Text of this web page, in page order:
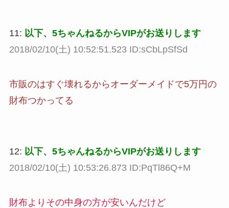
11: 以下、5ちゃんねるからVIPがお送りします
2018/02/10(土) 10:52:51.523 ID:sCbLpSfSd
市販のはすぐ壊れるからオーダーメイドで5万円の
財布つかってる
12: 以下、5ちゃんねるからVIPがお送りします
2018/02/10(土) 10:53:26.873 ID:PqTl86Q+M
財布よりその中身の方が安いんだけど